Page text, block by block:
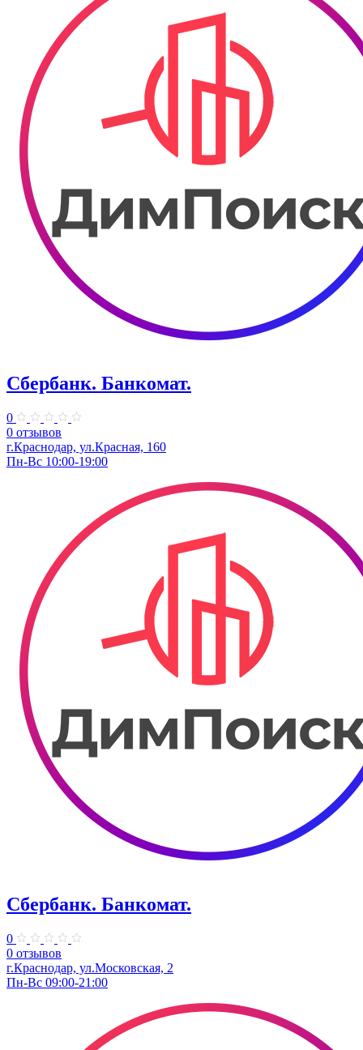
Сбербанк. Банкомат.
0
0 отзывов
г.Краснодар, ул.​Красная, 160
Пн-Вс 10:00-19:00
Сбербанк. Банкомат.
0
0 отзывов
г.Краснодар, ул.​Московская, 2
Пн-Вс 09:00-21:00